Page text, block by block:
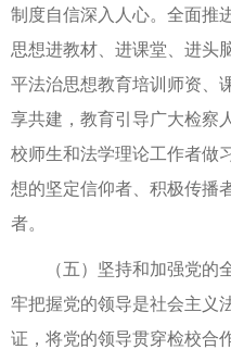
制度自信深入人心。全面推
思想进教材、进课堂、进头
平法治思想教育培训师资、
享共建，教育引导广大检察
校师生和法学理论工作者做
想的坚定信仰者、积极传播
者。
（五）坚持和加强党的
牢把握党的领导是社会主义
证，将党的领导贯穿检校合